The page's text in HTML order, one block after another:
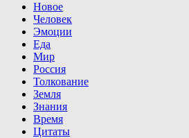
Новое
Человек
Эмоции
Еда
Мир
Россия
Толкование
Земля
Знания
Время
Цитаты